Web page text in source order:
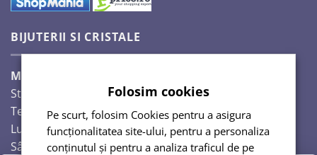
BIJUTERII SI CRISTALE
Magazinul Auguri 2,
Strada Răscoalei 1907, nr. 18.
Telefon: 0720224353
Luni – Vineri: 10:00-18:00
Sâmbăta: 10:00-14:00
Folosim cookies
Pe scurt, folosim Cookies pentru a asigura
funcționalitatea site-ului, pentru a personaliza
conținutul și pentru a analiza traficul de pe